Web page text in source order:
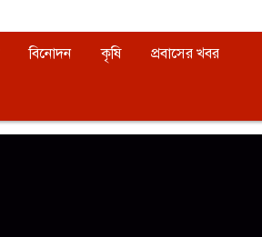
বিনোদন কৃষি প্রবাসের খবর